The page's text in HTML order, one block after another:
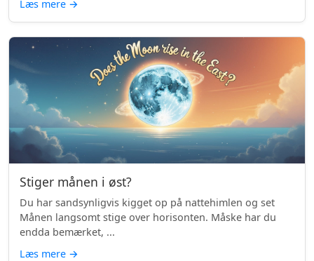
Læs mere →
Stiger månen i øst?
Du har sandsynligvis kigget op på nattehimlen og set
Månen langsomt stige over horisonten. Måske har du
endda bemærket, ...
Læs mere →